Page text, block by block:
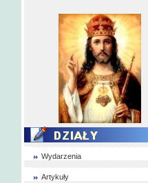
Wydarzenia
Artykuły